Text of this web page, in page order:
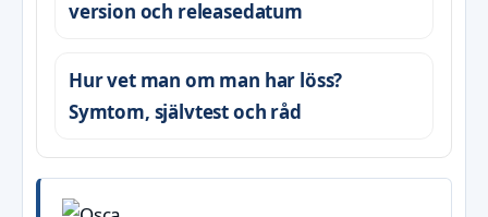
version och releasedatum
Hur vet man om man har löss?
Symtom, självtest och råd